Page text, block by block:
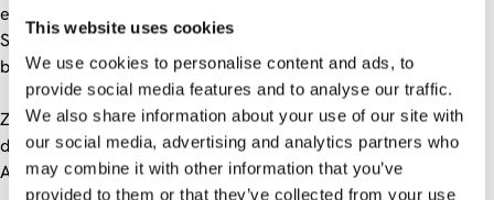
This website uses cookies
We use cookies to personalise content and ads, to
provide social media features and to analyse our traffic.
We also share information about your use of our site with
our social media, advertising and analytics partners who
may combine it with other information that you’ve
provided to them or that they’ve collected from your use
ein und welche Services AUSSDA – The Austrian Social
Science Data Archive für die empirische Sozialwissenschaft
bietet.
Zur Teilnahme müssen Sie sichHIERregistrieren. Wir weisen
darauf hin, dass die Veranstaltung aufgezeichnet und im
Anschluss online zur Verfügung gestellt wird.